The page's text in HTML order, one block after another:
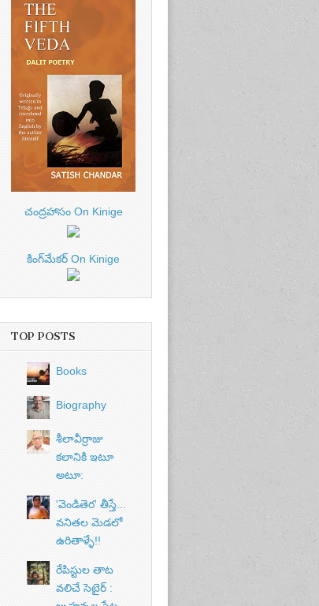
చంద్రహాసం On Kinige
కింగ్‌మేకర్ On Kinige
TOP POSTS
Books
Biography
శీలావీర్రాజు
కలానికి ఇటూ
అటూ:
'వెండితెర' తీస్తే...
వనితల మెడలో
ఉరితాళ్ళే!!
రేపిస్టుల తాట
వలిచే సెటైర్ :